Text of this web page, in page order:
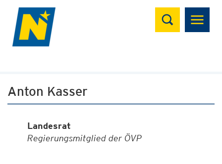
Suchen
Anton Kasser
Landesrat
Regierungsmitglied der ÖVP